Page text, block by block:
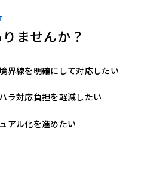
ませんか？
界線を明確にして対応したい
ラ対応負担を軽減したい
アル化を進めたい